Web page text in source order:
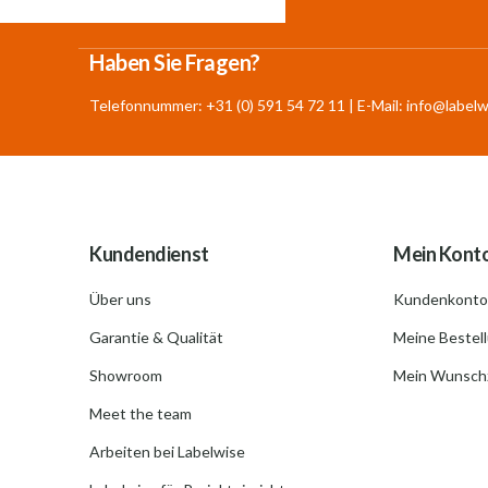
Haben Sie Fragen?
Telefonnummer: +31 (0) 591 54 72 11 | E-Mail:
Kundendienst
Über uns
Garantie & Qualität
Showroom
Meet the team
Arbeiten bei Labelwise
Mein
Meine
Mein